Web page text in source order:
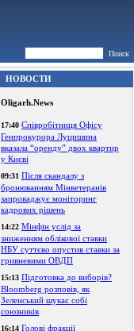
Поиск
НОВОСТИ
Oligarh.News
17:40 Співробітниця Офісу
Генпрокурора Луцишина
вказала “оренду” двох квартир
у Києві
09:31 Після скандалу з
бронюванням Мінветеранів
запроваджує моніторинг
кадрових рішень
14:22 Мінфін услід за
зниженням облікової ставки
НБУ суттєво опустив ставки за
гривневими ОВДП
15:13 Підготовка до виборів?
Bloomberg розповів, як
Зеленський шукає собі
союзників
16:14 Голові фракції